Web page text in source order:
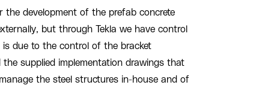
the development of the prefab concrete
but through Tekla we have control
due to the control of the bracket
supplied implementation drawings that
the steel structures in-house and of